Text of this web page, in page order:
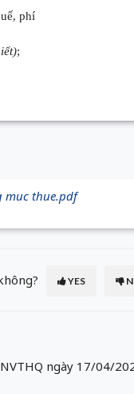
phí
;
muc thue.pdf
YES
ngày 17/04/